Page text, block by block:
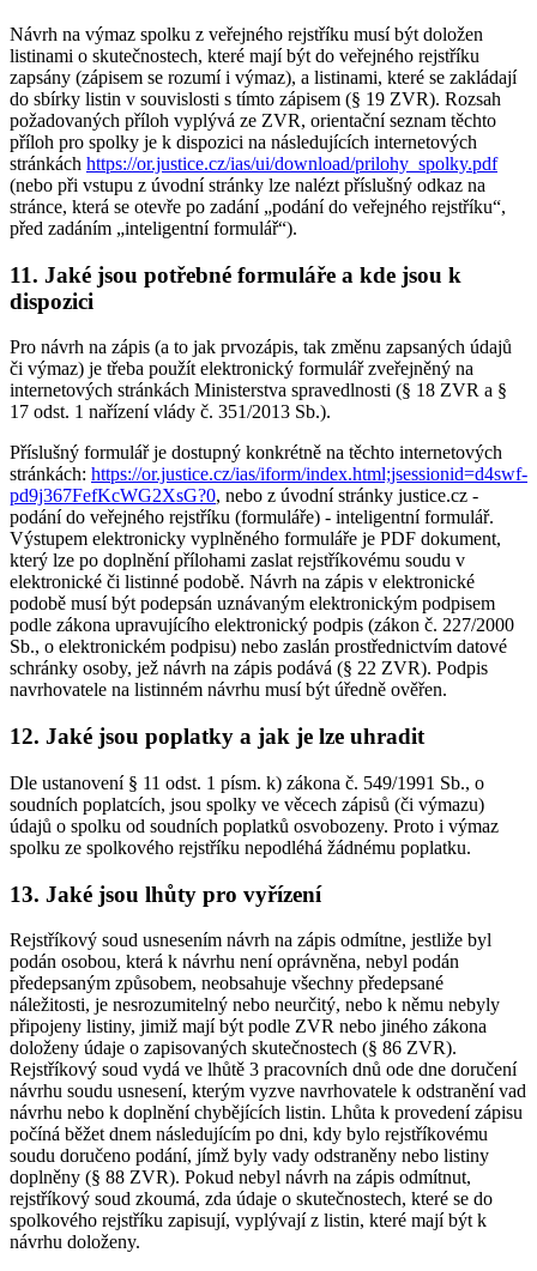
Návrh na výmaz spolku z veřejného rejstříku musí být doložen
listinami o skutečnostech, které mají být do veřejného rejstříku
zapsány (zápisem se rozumí i výmaz), a listinami, které se zakládají
do sbírky listin v souvislosti s tímto zápisem (§ 19 ZVR). Rozsah
požadovaných příloh vyplývá ze ZVR, orientační seznam těchto
příloh pro spolky je k dispozici na následujících internetových
stránkách https://or.justice.cz/ias/ui/download/prilohy_spolky.pdf
(nebo při vstupu z úvodní stránky lze nalézt příslušný odkaz na
stránce, která se otevře po zadání „podání do veřejného rejstříku“,
před zadáním „inteligentní formulář“).
11. Jaké jsou potřebné formuláře a kde jsou k
dispozici
Pro návrh na zápis (a to jak prvozápis, tak změnu zapsaných údajů
či výmaz) je třeba použít elektronický formulář zveřejněný na
internetových stránkách Ministerstva spravedlnosti (§ 18 ZVR a §
17 odst. 1 nařízení vlády č. 351/2013 Sb.).
Příslušný formulář je dostupný konkrétně na těchto internetových
stránkách: https://or.justice.cz/ias/iform/index.html;jsessionid=d4swf-
pd9j367FefKcWG2XsG?0, nebo z úvodní stránky justice.cz -
podání do veřejného rejstříku (formuláře) - inteligentní formulář.
Výstupem elektronicky vyplněného formuláře je PDF dokument,
který lze po doplnění přílohami zaslat rejstříkovému soudu v
elektronické či listinné podobě. Návrh na zápis v elektronické
podobě musí být podepsán uznávaným elektronickým podpisem
podle zákona upravujícího elektronický podpis (zákon č. 227/2000
Sb., o elektronickém podpisu) nebo zaslán prostřednictvím datové
schránky osoby, jež návrh na zápis podává (§ 22 ZVR). Podpis
navrhovatele na listinném návrhu musí být úředně ověřen.
12. Jaké jsou poplatky a jak je lze uhradit
Dle ustanovení § 11 odst. 1 písm. k) zákona č. 549/1991 Sb., o
soudních poplatcích, jsou spolky ve věcech zápisů (či výmazu)
údajů o spolku od soudních poplatků osvobozeny. Proto i výmaz
spolku ze spolkového rejstříku nepodléhá žádnému poplatku.
13. Jaké jsou lhůty pro vyřízení
Rejstříkový soud usnesením návrh na zápis odmítne, jestliže byl
podán osobou, která k návrhu není oprávněna, nebyl podán
předepsaným způsobem, neobsahuje všechny předepsané
náležitosti, je nesrozumitelný nebo neurčitý, nebo k němu nebyly
připojeny listiny, jimiž mají být podle ZVR nebo jiného zákona
doloženy údaje o zapisovaných skutečnostech (§ 86 ZVR).
Rejstříkový soud vydá ve lhůtě 3 pracovních dnů ode dne doručení
návrhu soudu usnesení, kterým vyzve navrhovatele k odstranění vad
návrhu nebo k doplnění chybějících listin. Lhůta k provedení zápisu
počíná běžet dnem následujícím po dni, kdy bylo rejstříkovému
soudu doručeno podání, jímž byly vady odstraněny nebo listiny
doplněny (§ 88 ZVR). Pokud nebyl návrh na zápis odmítnut,
rejstříkový soud zkoumá, zda údaje o skutečnostech, které se do
spolkového rejstříku zapisují, vyplývají z listin, které mají být k
návrhu doloženy.